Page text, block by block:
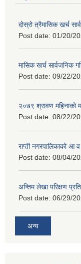
दोस्रो त्रैमासिक खर्च
Post date: 01/20/
मासिक खर्च सार्वजनिक
Post date: 09/22/
२०७९ श्रावण महिनाको
Post date: 08/22/
राप्ती नगरपालिकाको आ
Post date: 08/04/
अन्तिम लेखा परिक्षण
Post date: 06/29/
अन्य